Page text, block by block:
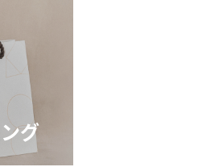
グ